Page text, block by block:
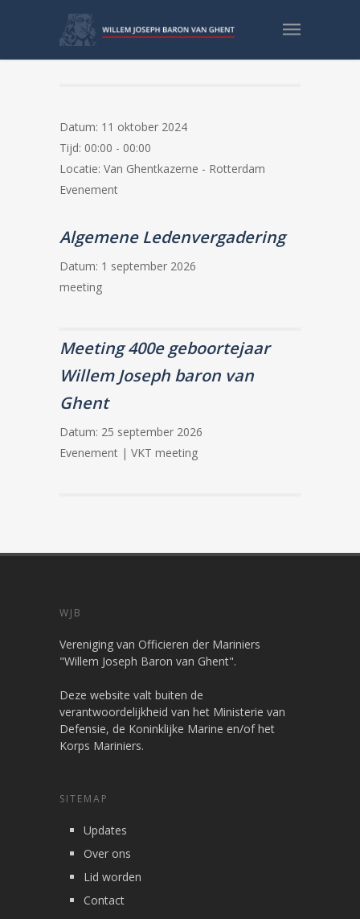
Beëdiging EVO 24-01
Datum: 11 oktober 2024
Tijd: 00:00 - 00:00
Locatie: Van Ghentkazerne - Rotterdam
Evenement
Algemene Ledenvergadering
Datum: 1 september 2026
meeting
Meeting 400e geboortejaar
Willem Joseph baron van
Ghent
Datum: 25 september 2026
Evenement | VKT meeting
WJB
Vereniging van Officieren der Mariniers
"Willem Joseph Baron van Ghent".
Deze website valt buiten de
verantwoordelijkheid van het Ministerie van
Defensie, de Koninklijke Marine en/of het
Korps Mariniers.
SITEMAP
Updates
Over ons
Lid worden
Contact